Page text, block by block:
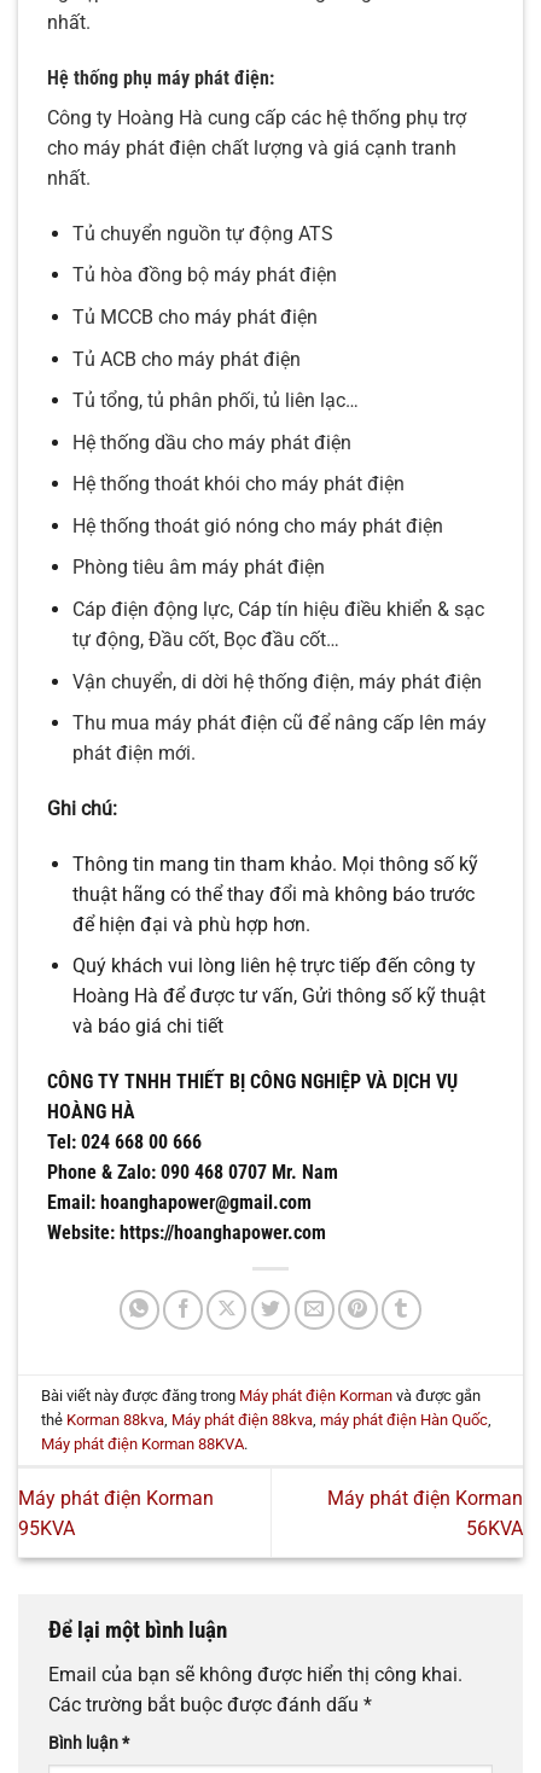
nhất.
Hệ thống phụ máy phát điện:
Công ty Hoàng Hà cung cấp các hệ thống phụ trợ
cho máy phát điện chất lượng và giá cạnh tranh
nhất.
Tủ chuyển nguồn tự động ATS
Tủ hòa đồng bộ máy phát điện
Tủ MCCB cho máy phát điện
Tủ ACB cho máy phát điện
Tủ tổng, tủ phân phối, tủ liên lạc…
Hệ thống dầu cho máy phát điện
Hệ thống thoát khói cho máy phát điện
Hệ thống thoát gió nóng cho máy phát điện
Phòng tiêu âm máy phát điện
Cáp điện động lực, Cáp tín hiệu điều khiển & sạc
tự động, Đầu cốt, Bọc đầu cốt…
Vận chuyển, di dời hệ thống điện, máy phát điện
Thu mua máy phát điện cũ để nâng cấp lên máy
phát điện mới.
Ghi chú:
Thông tin mang tin tham khảo. Mọi thông số kỹ
thuật hãng có thể thay đổi mà không báo trước
để hiện đại và phù hợp hơn.
Quý khách vui lòng liên hệ trực tiếp đến công ty
Hoàng Hà để được tư vấn, Gửi thông số kỹ thuật
và báo giá chi tiết
CÔNG TY TNHH THIẾT BỊ CÔNG NGHIỆP VÀ DỊCH VỤ
HOÀNG HÀ
Tel: 024 668 00 666
Phone & Zalo: 090 468 0707 Mr. Nam
Email: hoanghapower@gmail.com
Website: https://hoanghapower.com
Bài viết này được đăng trong Máy phát điện Korman và được gắn
thẻ Korman 88kva Máy phát điện 88kva ,máy phát điện Hàn Quốc
Máy phát điện Korman 88KVA.
Máy phát điện Korman
95KVA
Máy phát điện Korman
56KVA
Để lại một bình luận
Email của bạn sẽ không được hiển thị công khai.
Các trường bắt buộc được đánh dấu *
Bình luận*